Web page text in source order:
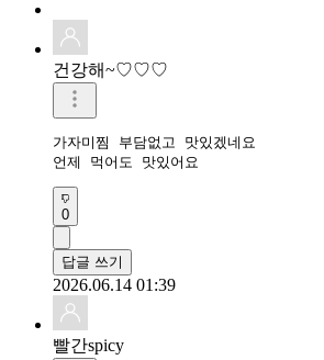
건강해~♡♡♡
가자미찜 부담없고 맛있겠네요
0
답글 쓰기
2026.06.14 01:39
빨간spicy